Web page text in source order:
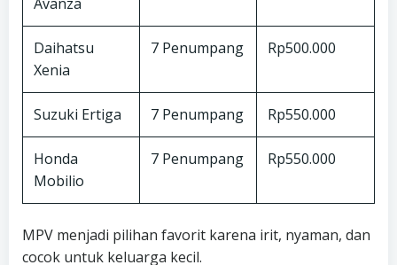
Daihatsu
Xenia
7 Penumpang Rp500.000
Suzuki Ertiga 7 Penumpang Rp550.000
Honda
Mobilio
7 Penumpang Rp550.000
MPV menjadi pilihan favorit karena irit, nyaman, dan
cocok untuk keluarga kecil.